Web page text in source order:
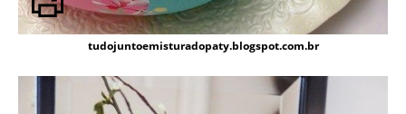
tudojuntoemisturadopaty.blogspot.com.br